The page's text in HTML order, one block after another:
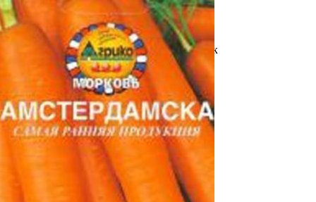
Выберите город
Обратный звонокЗаказать обратный звонок
Каталог
Семена
Грунты
Газонные травы, сидераты
Горшки, рассадники, аксессуары